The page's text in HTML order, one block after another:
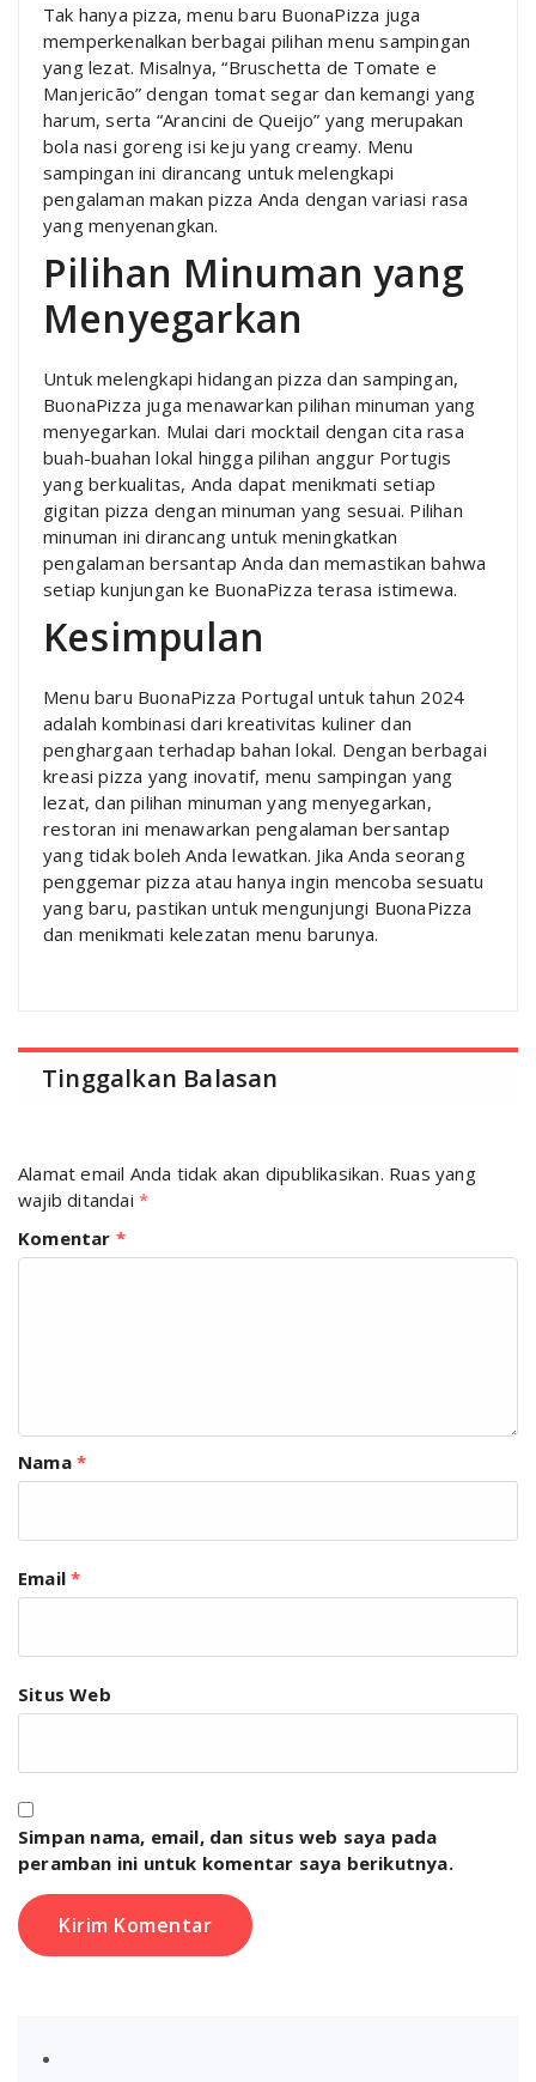
Tak hanya pizza, menu baru BuonaPizza juga
memperkenalkan berbagai pilihan menu sampingan
yang lezat. Misalnya, “Bruschetta de Tomate e
Manjericão” dengan tomat segar dan kemangi yang
harum, serta “Arancini de Queijo” yang merupakan
bola nasi goreng isi keju yang creamy. Menu
sampingan ini dirancang untuk melengkapi
pengalaman makan pizza Anda dengan variasi rasa
yang menyenangkan.
Pilihan Minuman yang
Menyegarkan
Untuk melengkapi hidangan pizza dan sampingan,
BuonaPizza juga menawarkan pilihan minuman yang
menyegarkan. Mulai dari mocktail dengan cita rasa
buah-buahan lokal hingga pilihan anggur Portugis
yang berkualitas, Anda dapat menikmati setiap
gigitan pizza dengan minuman yang sesuai. Pilihan
minuman ini dirancang untuk meningkatkan
pengalaman bersantap Anda dan memastikan bahwa
setiap kunjungan ke BuonaPizza terasa istimewa.
Kesimpulan
Menu baru BuonaPizza Portugal untuk tahun 2024
adalah kombinasi dari kreativitas kuliner dan
penghargaan terhadap bahan lokal. Dengan berbagai
kreasi pizza yang inovatif, menu sampingan yang
lezat, dan pilihan minuman yang menyegarkan,
restoran ini menawarkan pengalaman bersantap
yang tidak boleh Anda lewatkan. Jika Anda seorang
penggemar pizza atau hanya ingin mencoba sesuatu
yang baru, pastikan untuk mengunjungi BuonaPizza
dan menikmati kelezatan menu barunya.
Tinggalkan Balasan
Alamat email Anda tidak akan dipublikasikan. Ruas yang
wajib ditandai *
Komentar *
Nama *
Email*
Situs Web
Simpan nama, email, dan situs web saya pada
peramban ini untuk komentar saya berikutnya.